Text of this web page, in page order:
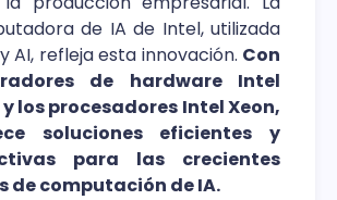
de IA de Intel, utilizada
AI, refleja esta innovación. Con
de hardware Intel
y los procesadores Intel Xeon,
soluciones eficientes y
para las crecientes
de computación de IA.